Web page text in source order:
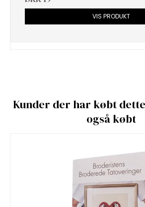
VIS PRODUKT
Kunder der har købt
også købt